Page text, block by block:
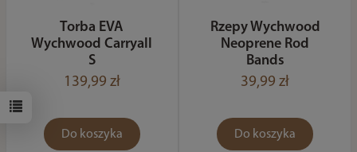
Torba EVA
Wychwood Carryall
S
139,99 zł
Do koszyka
Rzepy Wychwood
Neoprene Rod
Bands
39,99 zł
Do koszyka